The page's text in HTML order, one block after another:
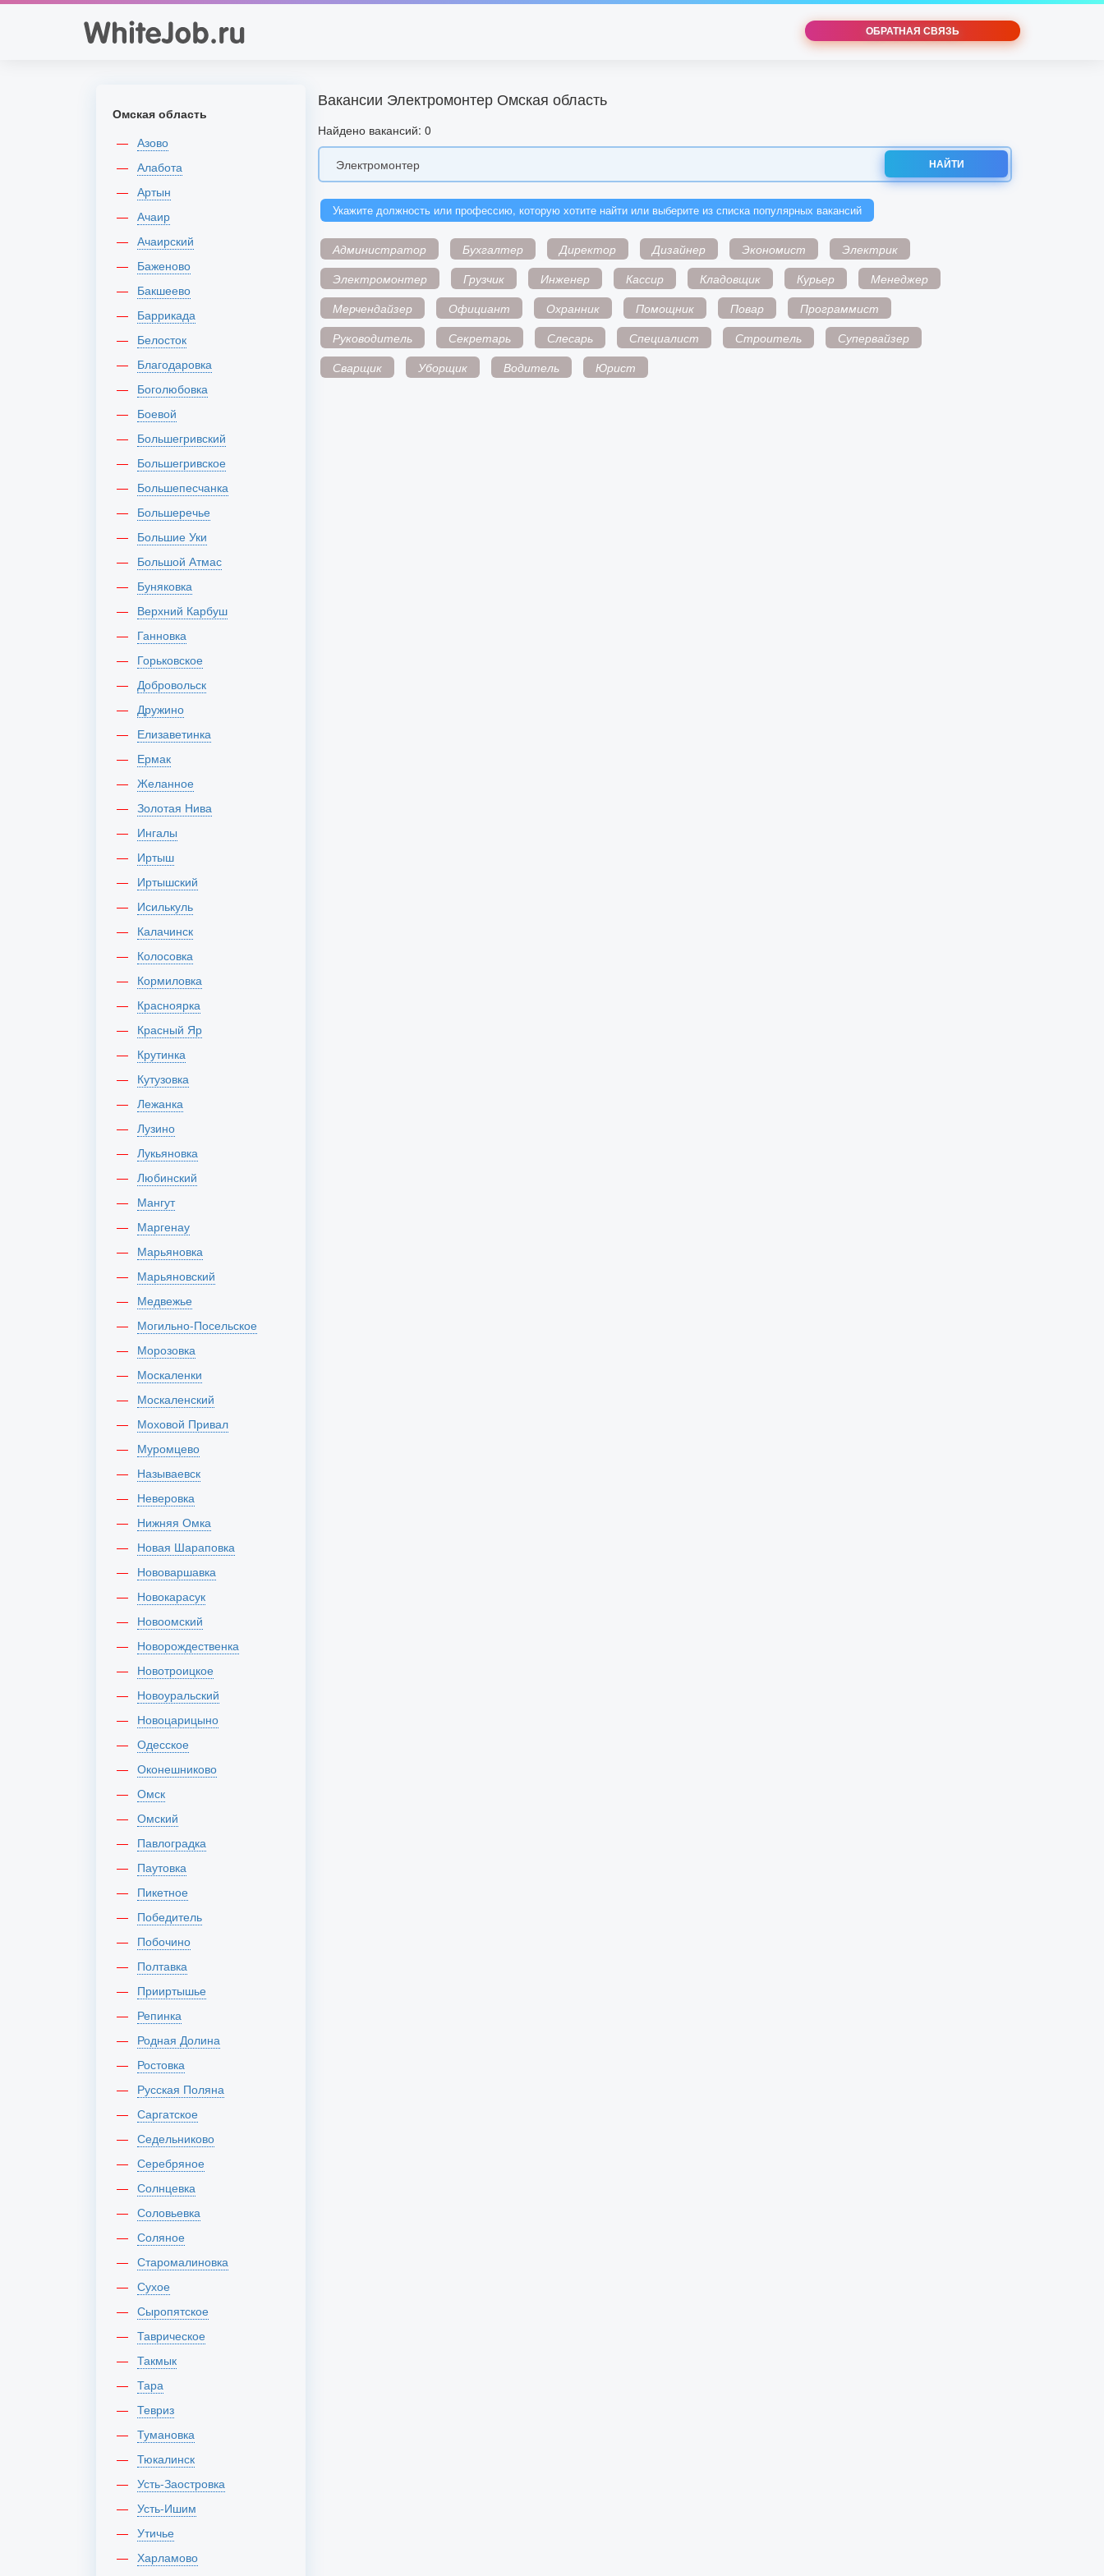
ОБРАТНАЯ СВЯЗЬ
Вакансии Электромонтер Омская область
Найдено вакансий: 0
НАЙТИ
Укажите должность или профессию, которую хотите найти или выберите из списка популярных вакансий
Администратор Бухгалтер Директор Дизайнер Экономист
Электрик
Электромонтер
Грузчик Инженер Кассир Кладовщик Курьер
Менеджер
Мерчендайзер
Официант Охранник Помощник Повар
Программист
Руководитель
Секретарь Слесарь Специалист Строитель
Супервайзер
Сварщик
Уборщик Водитель Юрист
Омская область
Азово
Алабота
Артын
Ачаир
Ачаирский
Баженово
Бакшеево
Баррикада
Белосток
Благодаровка
Боголюбовка
Боевой
Большегривский
Большегривское
Большепесчанка
Большеречье
Большие Уки
Большой Атмас
Буняковка
Верхний Карбуш
Ганновка
Горьковское
Добровольск
Дружино
Елизаветинка
Ермак
Желанное
Золотая Нива
Ингалы
Иртыш
Иртышский
Исилькуль
Калачинск
Колосовка
Кормиловка
Красноярка
Красный Яр
Крутинка
Кутузовка
Лежанка
Лузино
Лукьяновка
Любинский
Мангут
Маргенау
Марьяновка
Марьяновский
Медвежье
Могильно-Посельское
Морозовка
Москаленки
Москаленский
Моховой Привал
Муромцево
Называевск
Неверовка
Нижняя Омка
Новая Шараповка
Нововаршавка
Новокарасук
Новоомский
Новорождественка
Новотроицкое
Новоуральский
Новоцарицыно
Одесское
Оконешниково
Омск
Омский
Павлоградка
Паутовка
Пикетное
Победитель
Побочино
Полтавка
Прииртышье
Репинка
Родная Долина
Ростовка
Русская Поляна
Саргатское
Седельниково
Серебряное
Солнцевка
Соловьевка
Соляное
Старомалиновка
Сухое
Сыропятское
Таврическое
Такмык
Тара
Тевриз
Тумановка
Тюкалинск
Усть-Заостровка
Усть-Ишим
Утичье
Харламово